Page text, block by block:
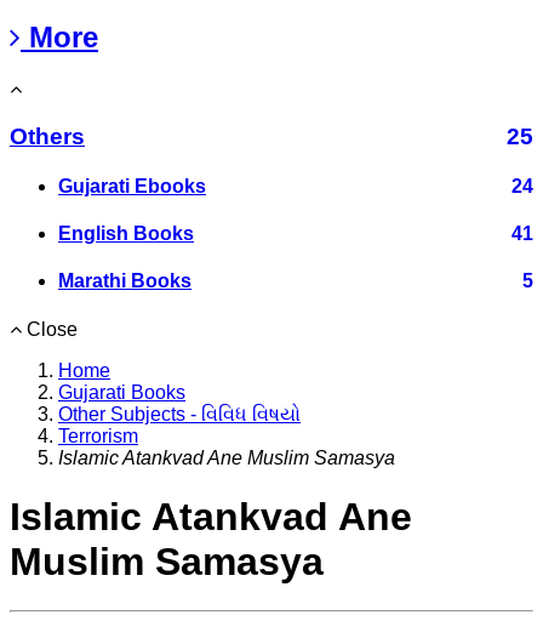
More
Others 25
Gujarati Ebooks 24
English Books 41
Marathi Books 5
Close
Home
Gujarati Books
Other Subjects - વિવિધ વિષયો
Terrorism
Islamic Atankvad Ane Muslim Samasya
Islamic Atankvad Ane
Muslim Samasya